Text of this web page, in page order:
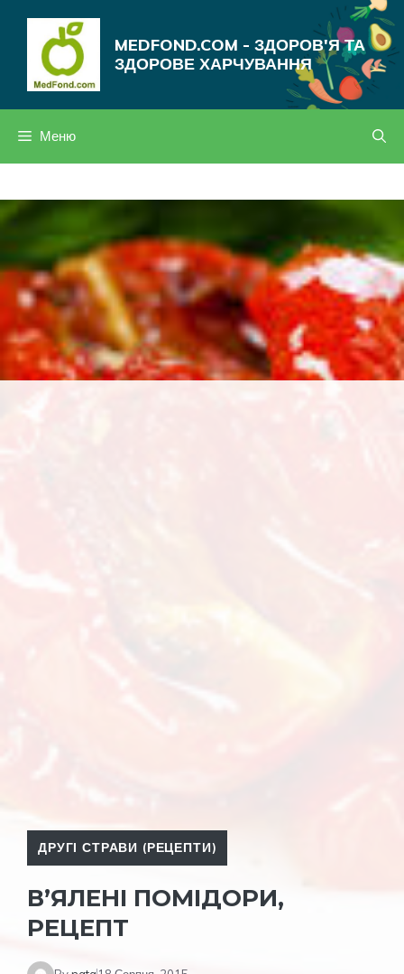
MEDFOND.COM - ЗДОРОВ'Я ТА
ЗДОРОВЕ ХАРЧУВАННЯ
Меню
ДРУГІ СТРАВИ (РЕЦЕПТИ)
В’ЯЛЕНІ ПОМІДОРИ,
РЕЦЕПТ